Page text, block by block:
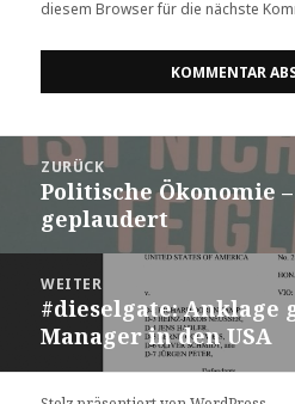
diesem Browser für die nächste
Beitrags-
Navigation
ZURÜCK
Vorheriger
Beitrag:
Politische Ökonomie
geplaudert
WEITER
Nächster
Beitrag:
#dieselgate: Anklage
Manager in den USA